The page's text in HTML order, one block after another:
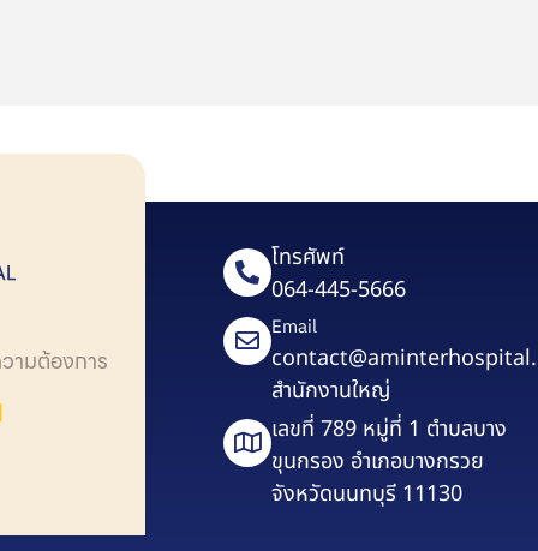
มต้องการ
โทรศัพท์
064-445-5666
Email
สำนักงานใหญ่
เลขที่ 789 หมู่ที่ 1 ตำบลบาง
ขุนกรอง อำเภอบางกรวย
จังหวัดนนทบุรี 11130